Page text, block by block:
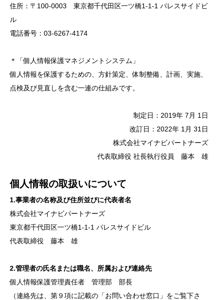
住所：〒100-0003 東京都千代田区一ツ橋1-1-1 パレスサイドビ
ル
電話番号：03-6267-4174
＊「個人情報保護マネジメントシステム」
個人情報を保護するための、方針策定、体制整備、計画、実施、
点検及び見直しを含む一連の仕組みです。
制定日：2019年 7月 1日
改訂日：2022年 1月 31日
株式会社マイナビパートナーズ
代表取締役 社長執行役員 藤本 雄
個人情報の取扱いについて
1.事業者の名称及び住所並びに代表者名
株式会社マイナビパートナーズ
東京都千代田区一ツ橋1-1-1 パレスサイドビル
代表取締役 藤本 雄
2.管理者の氏名または職名、所属および連絡先
個人情報保護管理責任者 管理部 部長
（連絡先は、第９項に記載の「お問い合わせ窓口」をご覧下さ